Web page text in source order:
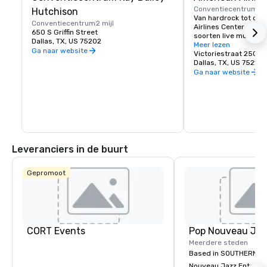
Hutchison
Conventiecentrum2 mijl
650 S Griffin Street
Dallas, TX, US 75202
Ga naar website
Conventiecentrum
Van hardrock tot
Airlines Center
soorten live
we het nog niet
van de NBA en de
Meer lezen
Victoriestraat 2500
Dallas, TX, US 75219
Ga naar website
Leveranciers in de buurt
Gepromoot
CORT Events
Meerdere steden
Based in SOUTHERN